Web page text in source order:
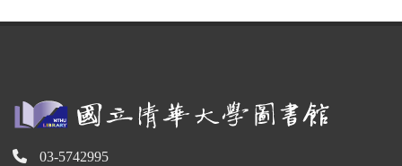
03-5742995